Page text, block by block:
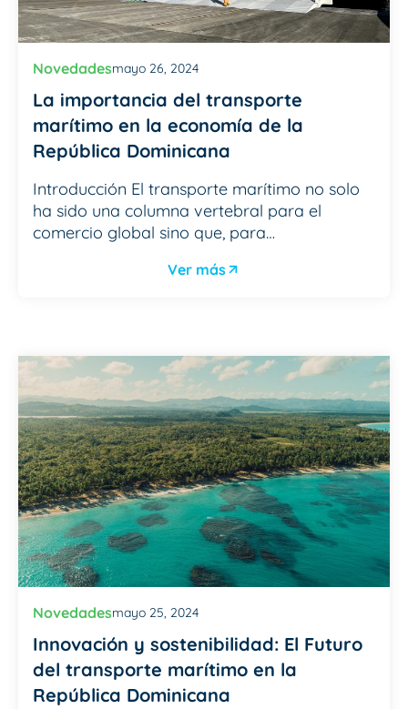
Novedadesmayo 26, 2024
La importancia del transporte
marítimo en la economía de la
República Dominicana
Introducción El transporte marítimo no solo
ha sido una columna vertebral para el
comercio global sino que, para…
Ver más
Novedadesmayo 25, 2024
Innovación y sostenibilidad: El Futuro
del transporte marítimo en la
República Dominicana